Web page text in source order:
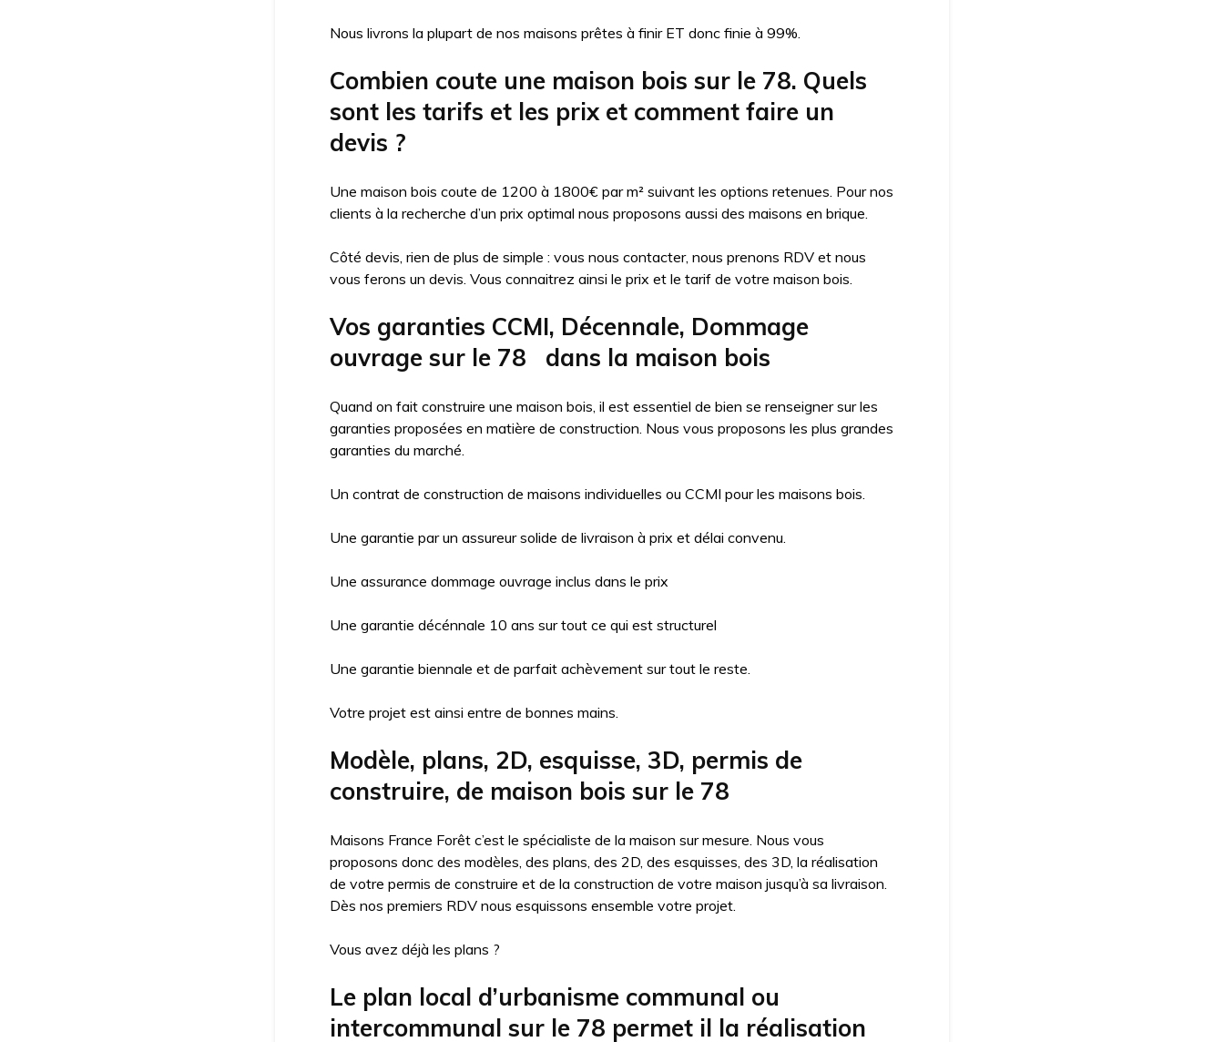
Nous livrons la plupart de nos maisons prêtes à finir ET donc finie à 99%.
Combien coute une maison bois sur le 78. Quels
sont les tarifs et les prix et comment faire un
devis ?
Une maison bois coute de 1200 à 1800€ par m² suivant les options retenues. Pour nos
clients à la recherche d’un prix optimal nous proposons aussi des maisons en brique.
Côté devis, rien de plus de simple : vous nous contacter, nous prenons RDV et nous
vous ferons un devis. Vous connaitrez ainsi le prix et le tarif de votre maison bois.
Vos garanties CCMI, Décennale, Dommage
ouvrage sur le 78 dans la maison bois
Quand on fait construire une maison bois, il est essentiel de bien se renseigner sur les
garanties proposées en matière de construction. Nous vous proposons les plus grandes
garanties du marché.
Un contrat de construction de maisons individuelles ou CCMI pour les maisons bois.
Une garantie par un assureur solide de livraison à prix et délai convenu.
Une assurance dommage ouvrage inclus dans le prix
Une garantie décénnale 10 ans sur tout ce qui est structurel
Une garantie biennale et de parfait achèvement sur tout le reste.
Votre projet est ainsi entre de bonnes mains.
Modèle, plans, 2D, esquisse, 3D, permis de
construire, de maison bois sur le 78
Maisons France Forêt c’est le spécialiste de la maison sur mesure. Nous vous
proposons donc des modèles, des plans, des 2D, des esquisses, des 3D, la réalisation
de votre permis de construire et de la construction de votre maison jusqu’à sa livraison.
Dès nos premiers RDV nous esquissons ensemble votre projet.
Vous avez déjà les plans ?
Le plan local d’urbanisme communal ou
intercommunal sur le 78 permet il la réalisation